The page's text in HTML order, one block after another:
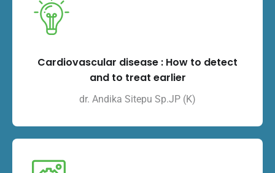
Cardiovascular disease : How to detect
and to treat earlier
dr. Andika Sitepu Sp.JP (K)